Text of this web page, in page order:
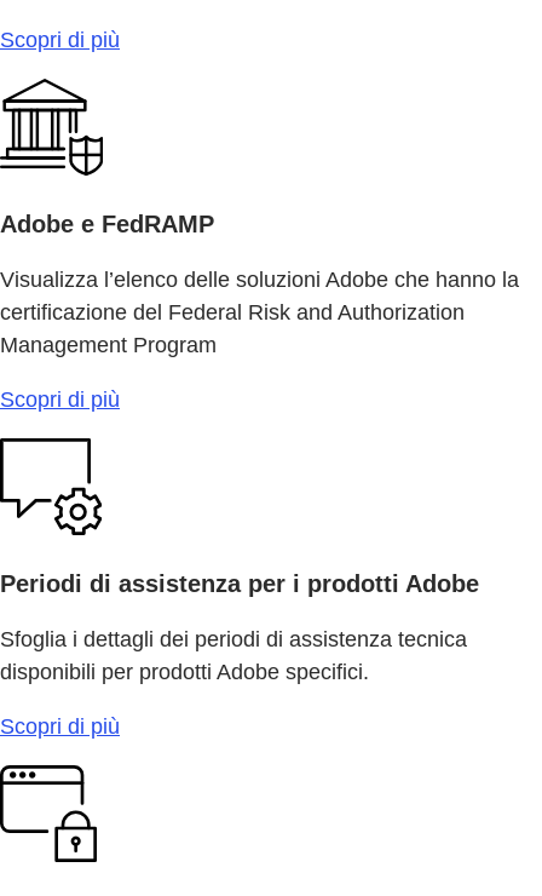
Scopri di più
Adobe e FedRAMP
Visualizza l’elenco delle soluzioni Adobe che hanno la
certificazione del Federal Risk and Authorization
Management Program
Scopri di più
Periodi di assistenza per i prodotti Adobe
Sfoglia i dettagli dei periodi di assistenza tecnica
disponibili per prodotti Adobe specifici.
Scopri di più